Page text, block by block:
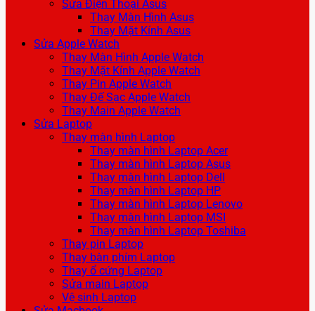
Sửa Điện Thoại Asus
Thay Màn Hình Asus
Thay Mặt Kính Asus
Sửa Apple Watch
Thay Màn Hình Apple Watch
Thay Mặt Kính Apple Watch
Thay Pin Apple Watch
Thay Đế Sạc Apple Watch
Thay Main Apple Watch
Sửa Laptop
Thay màn hình Laptop
Thay màn hình Laptop Acer
Thay màn hình Laptop Asus
Thay màn hình Laptop Dell
Thay màn hình Laptop HP
Thay màn hình Laptop Lenovo
Thay màn hình Laptop MSI
Thay màn hình Laptop Toshiba
Thay pin Laptop
Thay bàn phím Laptop
Thay ổ cứng Laptop
Sửa main Laptop
Vệ sinh Laptop